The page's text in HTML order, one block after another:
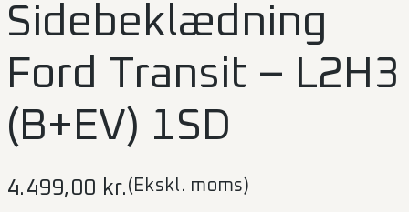
Sidebeklædning
Ford Transit – L2H3
(B+EV) 1SD
4.499,00 kr. (Ekskl. moms)